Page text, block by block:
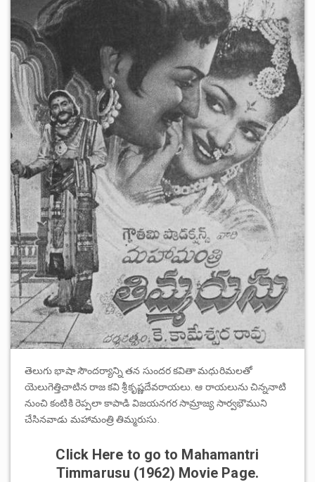
తెలుగు భాషా సౌందర్యాన్ని తన సుందర కవితా మధురిమలతో
యెలుగెత్తిచాటిన రాజ కవి శ్రీకృష్ణదేవరాయలు. ఆ రాయలును చిన్ననాటి
నుంచి కంటికి రెప్పలా కాపాడి విజయనగర సామ్రాజ్య సార్వభౌముని
చేసినవాడు మహామంత్రి తిమ్మరుసు.
Click Here to go to Mahamantri
Timmarusu (1962) Movie Page.